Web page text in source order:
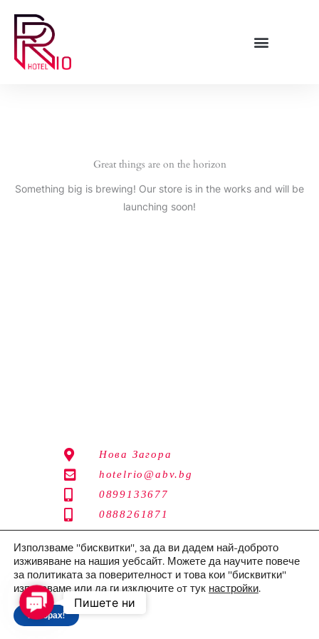
content
Great things are on the horizon
Something big is brewing! Our store is in the works and will be
launching soon!
Нова Загора
hotelrio@abv.bg
0899133677
0888261871
©Copyright 2026 Хотел Рио
Политика за поверителност
Изработка на уеб сайт
Използваме "бисквитки", за да ви дадем най-доброто
изживяване на нашия уебсайт. Можете да научите повече
за политиката за поверителност и това кои "бисквитки"
използваме или да ги изключите oт тук настройки.
Разбрах!
Contact
Us
Пишете ни